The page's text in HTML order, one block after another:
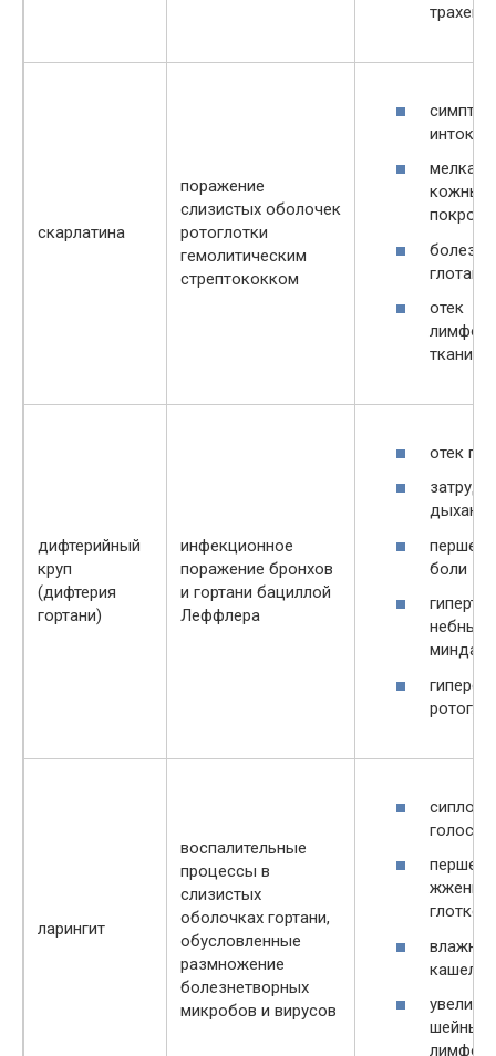
трахеи
скарлатина
поражение
слизистых оболочек
ротоглотки
гемолитическим
стрептококком
мелкая
кожных
отек
ткани
дифтерийный
круп
(дифтерия
гортани)
инфекционное
поражение бронхов
и гортани бациллой
Леффлера
отек
дыхание
боли
небных
ларингит
воспалительные
процессы в
слизистых
оболочках гортани,
обусловленные
размножение
болезнетворных
микробов и вирусов
голоса
жжение
глотке
кашель
шейных